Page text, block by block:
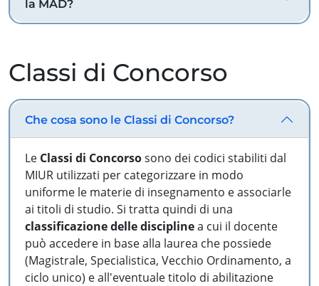
la MAD?
Classi di Concorso
Che cosa sono le Classi di Concorso?
Le Classi di Concorsosono dei codici stabiliti dal
MIUR utilizzati per categorizzare in modo
uniforme le materie di insegnamento e associarle
ai titoli di studio. Si tratta quindi di una
classificazione delle disciplinea cui il docente
può accedere in base alla laurea che possiede
(Magistrale, Specialistica, Vecchio Ordinamento, a
ciclo unico) e all'eventuale titolo di abilitazione